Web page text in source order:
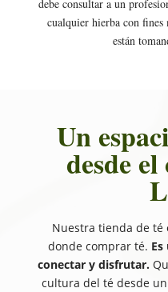
debe consultar a un
cualquier hierba con fines
están
Un
desde
Nuestra tienda de té
donde comprar té.
conectar y disfrutar.
cultura del té desde